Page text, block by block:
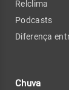
Relclima
Podcasts
Diferença
Chuva